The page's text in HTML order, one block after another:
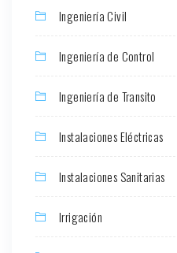
Ingeniería Civil
Ingeniería de Control
Ingeniería de Transito
Instalaciones Eléctricas
Instalaciones Sanitarias
Irrigación